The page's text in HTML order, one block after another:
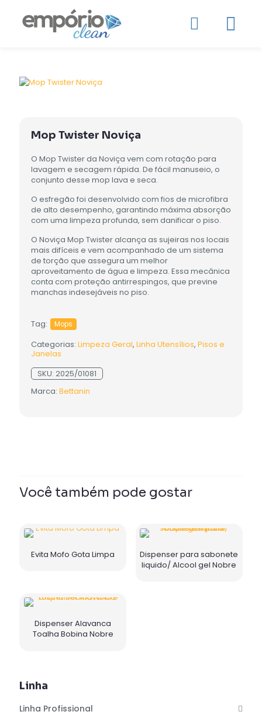
Mop Twister Noviça
O Mop Twister da Noviça vem com rotação para
lavagem e secagem rápida. De fácil manuseio, o
conjunto desse mop lava e seca.
O esfregão foi desenvolvido com fios de microfibra
de alto desempenho, garantindo máxima absorção
com uma limpeza profunda, sem danificar o piso.
O Noviça Mop Twister alcança as sujeiras nos locais
mais difíceis e vem acompanhado de um sistema
de torção que assegura um melhor
aproveitamento de água e limpeza. Essa mecânica
conta com proteção antirrespingos, que previne
manchas indesejáveis no piso.
Tag: Mops
Categorias: Limpeza Geral, Linha Utensílios, Pisos e
Janelas
SKU: 2025/01081
Marca: Bettanin
Você também pode gostar
Evita Mofo Gota Limpa
Dispenser para sabonete
liquido/ Alcool gel Nobre
Dispenser Alavanca
Toalha Bobina Nobre
Linha
Linha Profissional